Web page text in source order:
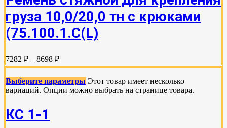
груза 10,0/20,0 тн с крюками
(75.100.1.C(L)
7282 ₽ – 8698 ₽
Выберите параметры Этот товар имеет несколько
вариаций. Опции можно выбрать на странице товара.
КС 1-1